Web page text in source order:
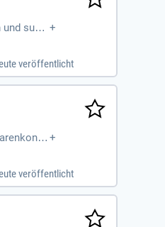
such +
veröffentlicht
+
veröffentlicht